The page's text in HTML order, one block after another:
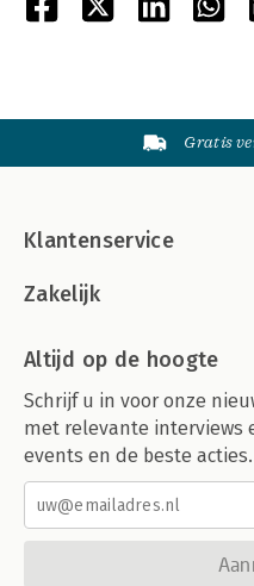
Gratis
Klantenservice
Zakelijk
Altijd op de hoogte
Schrijf u in voor onze
met relevante interviews
events en de beste acties.